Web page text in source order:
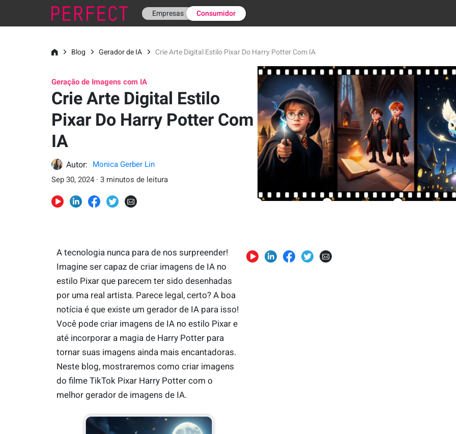
Empresas Consumidor
Blog Gerador de IA Crie Arte Digital Estilo Pixar Do Harry Potter Com IA
Geração de Imagens com IA
Crie Arte Digital Estilo
Pixar Do Harry Potter Com
IA
Autor:
Monica Gerber Lin
Sep 30, 2024 · 3 minutos de leitura
A tecnologia nunca para de nos surpreender!
Imagine ser capaz de criar imagens de IA no
estilo Pixar que parecem ter sido desenhadas
por uma real artista. Parece legal, certo? A boa
notícia é que existe um gerador de IA para isso!
Você pode criar imagens de IA no estilo Pixar e
até incorporar a magia de Harry Potter para
tornar suas imagens ainda mais encantadoras.
Neste blog, mostraremos como criar imagens
do filme TikTok Pixar Harry Potter com o
melhor gerador de imagens de IA.